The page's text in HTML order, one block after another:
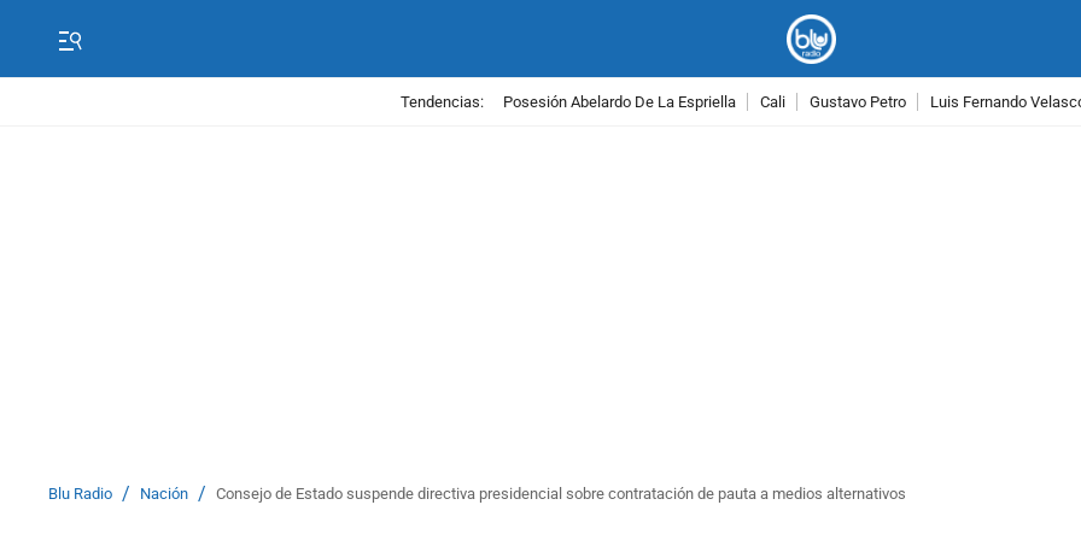
Tendencias: Posesión Abelardo De La Espriella Cali Gustavo Petro Luis Fernando
Blu Radio / Nación / Consejo de Estado suspende directiva presidencial sobre contratación de pauta a medios alternativos